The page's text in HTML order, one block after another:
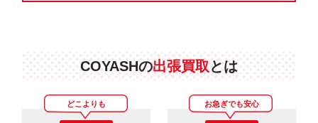
COYASHの出張買取とは
どこよりも お急ぎでも安心